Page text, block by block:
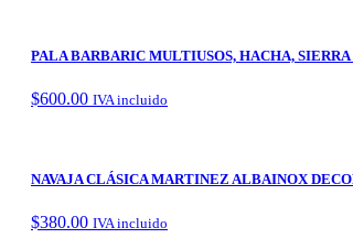
PALA BARBARIC MULTIUSOS, HACHA,
$600.00 IVA incluido
NAVAJA CLÁSICA MARTINEZ ALBAINOX
$380.00 IVA incluido